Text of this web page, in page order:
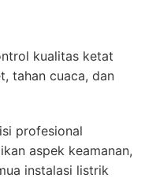
kualitas ketat
tahan cuaca, dan
profesional
aspek keamanan,
instalasi listrik